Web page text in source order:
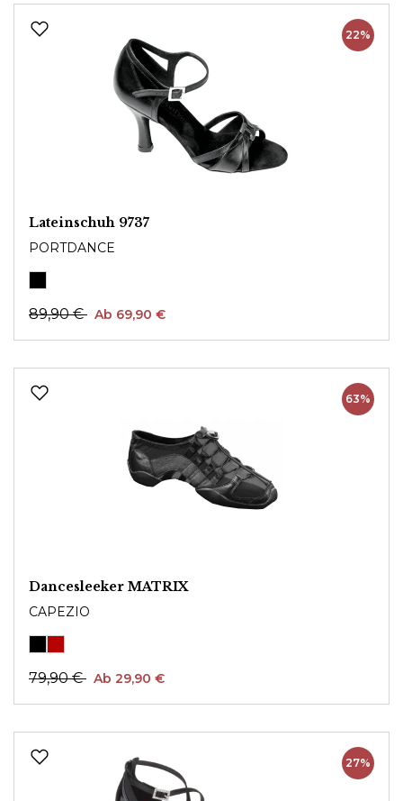
22%
Lateinschuh 9737
PORTDANCE
89,90 € Ab 69,90 €
63%
Dancesleeker MATRIX
CAPEZIO
79,90 € Ab 29,90 €
27%